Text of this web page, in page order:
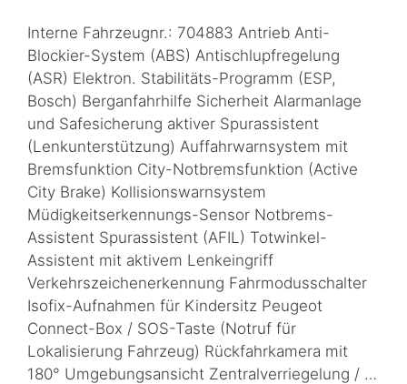
Interne Fahrzeugnr.: 704883 Antrieb Anti-
Blockier-System (ABS) Antischlupfregelung
(ASR) Elektron. Stabilitäts-Programm (ESP,
Bosch) Berganfahrhilfe Sicherheit Alarmanlage
und Safesicherung aktiver Spurassistent
(Lenkunterstützung) Auffahrwarnsystem mit
Bremsfunktion City-Notbremsfunktion (Active
City Brake) Kollisionswarnsystem
Müdigkeitserkennungs-Sensor Notbrems-
Assistent Spurassistent (AFIL) Totwinkel-
Assistent mit aktivem Lenkeingriff
Verkehrszeichenerkennung Fahrmodusschalter
Isofix-Aufnahmen für Kindersitz Peugeot
Connect-Box / SOS-Taste (Notruf für
Lokalisierung Fahrzeug) Rückfahrkamera mit
180° Umgebungsansicht Zentralverriegelung / …